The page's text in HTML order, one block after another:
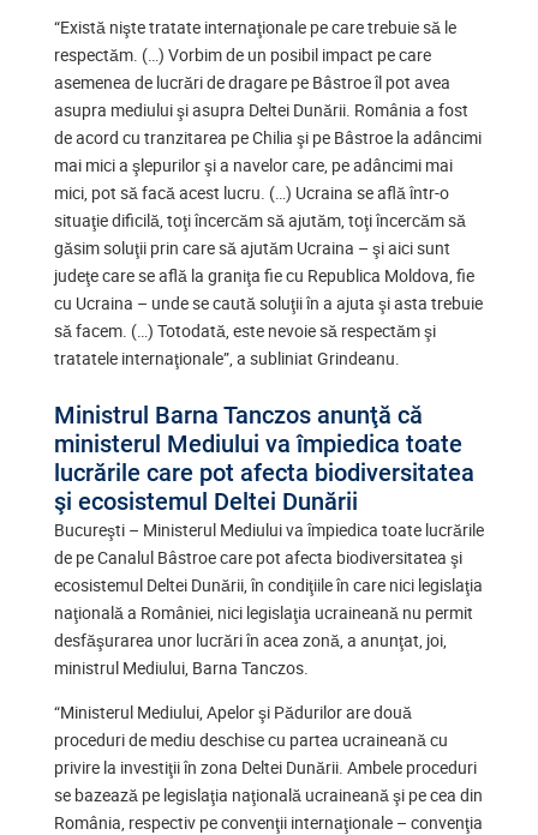
“Există nişte tratate internaţionale pe care trebuie să le
respectăm. (…) Vorbim de un posibil impact pe care
asemenea de lucrări de dragare pe Bâstroe îl pot avea
asupra mediului şi asupra Deltei Dunării. România a fost
de acord cu tranzitarea pe Chilia şi pe Bâstroe la adâncimi
mai mici a şlepurilor şi a navelor care, pe adâncimi mai
mici, pot să facă acest lucru. (…) Ucraina se află într-o
situaţie dificilă, toţi încercăm să ajutăm, toţi încercăm să
găsim soluţii prin care să ajutăm Ucraina – şi aici sunt
judeţe care se află la graniţa fie cu Republica Moldova, fie
cu Ucraina – unde se caută soluţii în a ajuta şi asta trebuie
să facem. (…) Totodată, este nevoie să respectăm şi
tratatele internaţionale”, a subliniat Grindeanu.
Ministrul Barna Tanczos anunţă că
ministerul Mediului va împiedica toate
lucrările care pot afecta biodiversitatea
şi ecosistemul Deltei Dunării
Bucureşti – Ministerul Mediului va împiedica toate lucrările
de pe Canalul Bâstroe care pot afecta biodiversitatea şi
ecosistemul Deltei Dunării, în condiţiile în care nici legislaţia
naţională a României, nici legislaţia ucraineană nu permit
desfăşurarea unor lucrări în acea zonă, a anunţat, joi,
ministrul Mediului, Barna Tanczos.
“Ministerul Mediului, Apelor şi Pădurilor are două
proceduri de mediu deschise cu partea ucraineană cu
privire la investiţii în zona Deltei Dunării. Ambele proceduri
se bazează pe legislaţia naţională ucraineană şi pe cea din
România, respectiv pe convenţii internaţionale – convenţia